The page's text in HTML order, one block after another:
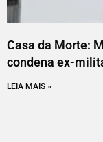
Casa da Morte:
condena ex-
LEIA MAIS »